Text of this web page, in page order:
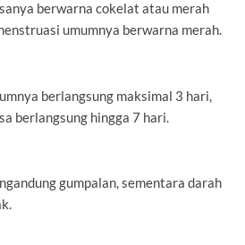
berwarna cokelat atau merah
umumnya berwarna merah.
berlangsung maksimal 3 hari,
berlangsung hingga 7 hari.
gumpalan, sementara darah